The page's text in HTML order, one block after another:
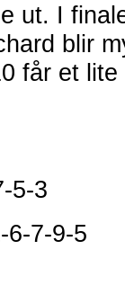
ut. I
blir
får et
3
7-9-5